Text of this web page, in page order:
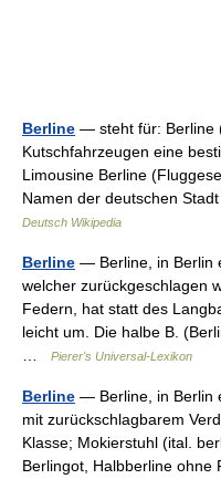
Berline — steht für: Berline
Kutschfahrzeugen eine
Limousine Berline
Namen der deutschen
Deutsch Wikipedia
Berline — Berline, in Berlin
welcher zurückgeschlagen
Federn, hat statt des
leicht um. Die halbe B.
Pierer's Universal-Lexikon
Berline — Berline, in Berlin
mit zurückschlagbarem
Klasse; Mokierstuhl (ital.
Berlingot, Halbberline ohne